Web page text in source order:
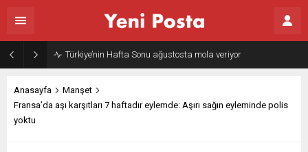
Türkiye’nin Hafta Sonu ağustosta mola veriyor
Anasayfa
Manşet
Fransa’da aşı karşıtları 7 haftadır eylemde: Aşırı sağın eyleminde polis
yoktu